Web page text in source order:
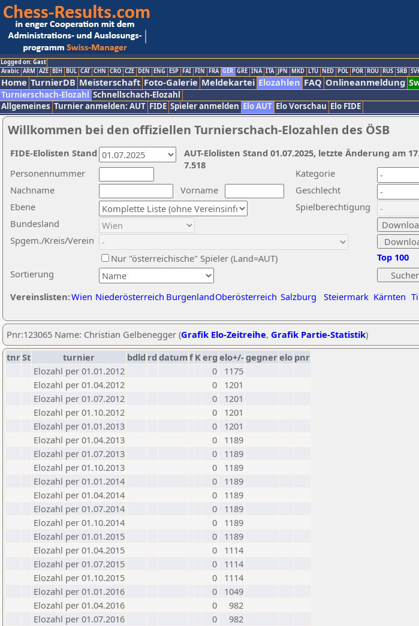
Logged on: Gast
Arabic ARM AZE BIH BUL CAT CHN CRO CZE DEN ENG ESP FAI FIN FRA GER GRE INA ITA JPN MKD LTU NED POL POR ROU RUS SRB
Home TurnierDB Meisterschaft Foto-Galerie Meldekartei Elozahlen FAQ Onlineanmeldung
Turnierschach-Elozahl Schnellschach-Elozahl
Allgemeines Turnier anmelden: AUT FIDE Spieler anmelden Elo AUT Elo Vorschau Elo FIDE
Willkommen bei den offiziellen Turnierschach-Elozahlen des ÖSB
Nachname
Vorname
Ebene
Kategorie
Sortierung
Personennummer
Bundesland
Spgem./Kreis/Verein
Geschlecht
Nur "österreichische" Spieler (Land=AUT)
Spielberechtigung
Vereinslisten:Wien Niederösterreich BurgenlandOberösterreich Salzburg Steiermark Kärnten
Top 100
AUT-Elolisten Stand 01.07.2025, letzte Änderung am
7.518
FIDE-Elolisten Stand
Pnr:123065 Name: Christian Gelbenegger (Grafik Elo-Zeitreihe, Grafik Partie-Statistik)
tnrSt turnier bdld rd datumf Kerg elo+/-gegnerelo pnr
Elozahl per 01.01.2012
0
1175
Elozahl per 01.04.2012
0
1201
Elozahl per 01.07.2012
0
1201
Elozahl per 01.10.2012
0
1201
Elozahl per 01.01.2013
0
1201
Elozahl per 01.04.2013
0
1189
Elozahl per 01.07.2013
0
1189
Elozahl per 01.10.2013
0
1189
Elozahl per 01.01.2014
0
1189
Elozahl per 01.04.2014
0
1189
Elozahl per 01.07.2014
0
1189
Elozahl per 01.10.2014
0
1189
Elozahl per 01.01.2015
0
1189
Elozahl per 01.04.2015
0
1114
Elozahl per 01.07.2015
0
1114
Elozahl per 01.10.2015
0
1114
Elozahl per 01.01.2016
0
1049
Elozahl per 01.04.2016
0
982
Elozahl per 01.07.2016
0
982